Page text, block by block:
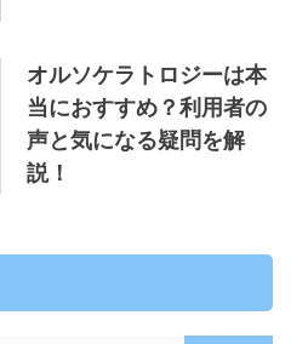
オルソケラトロジーは本
当におすすめ？利用者の
声と気になる疑問を解
説！